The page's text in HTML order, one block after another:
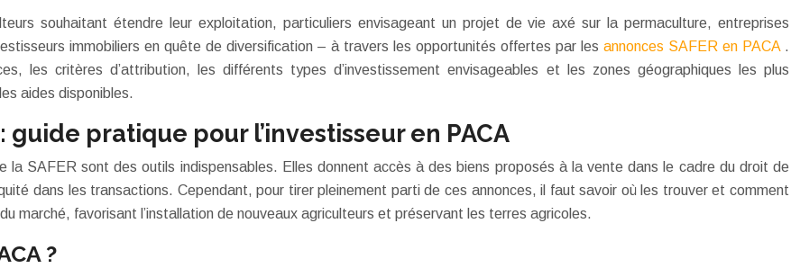
souhaitant étendre leur exploitation, particuliers envisageant un projet de vie axé sur la permaculture, entreprises
immobiliers en quête de diversification – à travers les opportunités offertes par les annonces SAFER en PACA .
les critères d’attribution, les différents types d’investissement envisageables et les zones géographiques les plus
aides disponibles.
pratique pour l’investisseur en PACA
la SAFER sont des outils indispensables. Elles donnent accès à des biens proposés à la vente dans le cadre du droit de
dans les transactions. Cependant, pour tirer pleinement parti de ces annonces, il faut savoir où les trouver et comment
marché, favorisant l’installation de nouveaux agriculteurs et préservant les terres agricoles.
?